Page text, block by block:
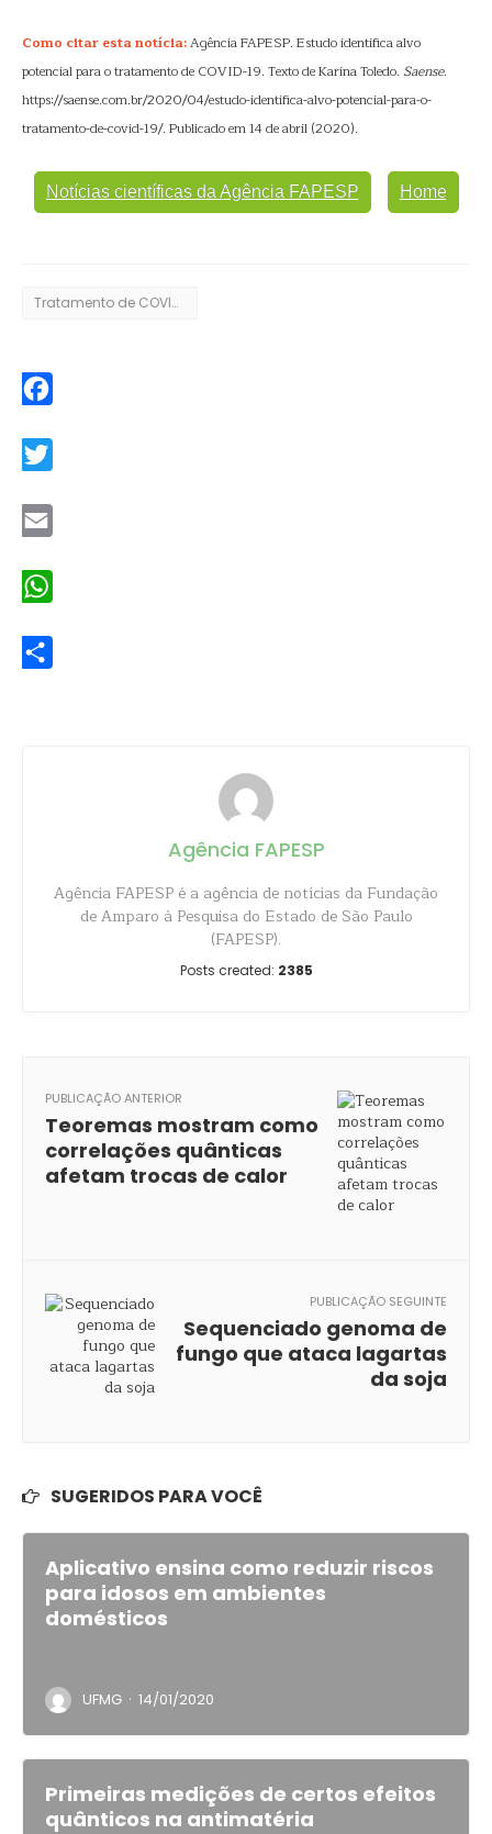
Como citar esta notícia:Agência FAPESP. Estudo identifica alvo
potencial para o tratamento de COVID-19. Texto de Karina Toledo. Saense.
https://saense.com.br/2020/04/estudo-identifica-alvo-potencial-para-o-
tratamento-de-covid-19/. Publicado em 14 de abril (2020).
Notícias científicas da Agência FAPESP Home
Tratamento de COVID-19
Agência FAPESP
Agência FAPESP é a agência de notícias da Fundação
de Amparo à Pesquisa do Estado de São Paulo
(FAPESP).
Posts created: 2385
PUBLICAÇÃO ANTERIOR
Teoremas mostram como
correlações quânticas
afetam trocas de calor
PUBLICAÇÃO SEGUINTE
Sequenciado genoma de
fungo que ataca lagartas
da soja
SUGERIDOS PARA VOCÊ
Aplicativo ensina como reduzir riscos
para idosos em ambientes
domésticos
UFMG · 14/01/2020
Primeiras medições de certos efeitos
quânticos na antimatéria